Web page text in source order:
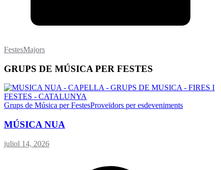
FestesMajors
GRUPS DE MÚSICA PER FESTES
Grups de Música per FestesProveïdors per esdeveniments
MÚSICA NUA
juliol 14, 2026